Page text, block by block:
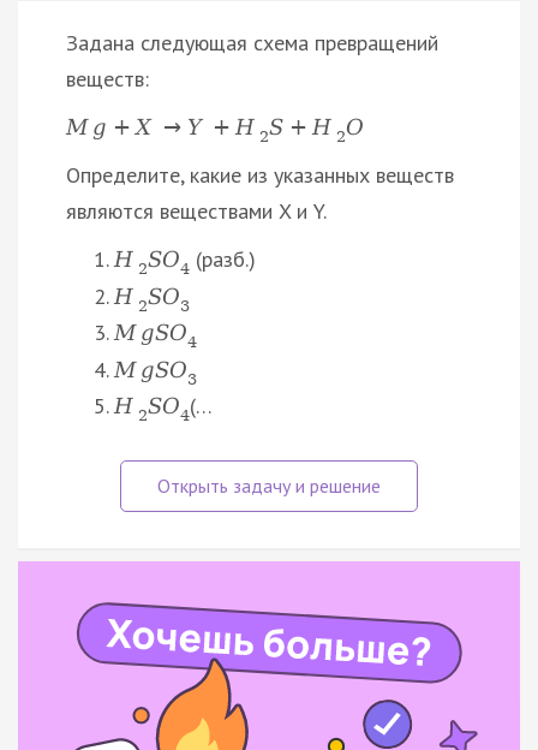
Задана следующая схема превращений
веществ:
M g + X → Y + H 2S + H 2O
Определите, какие из указанных веществ
являются веществами X и Y.
H 2SO4 (разб.)
H 2SO3
M gSO4
M gSO3
H 2SO4(…